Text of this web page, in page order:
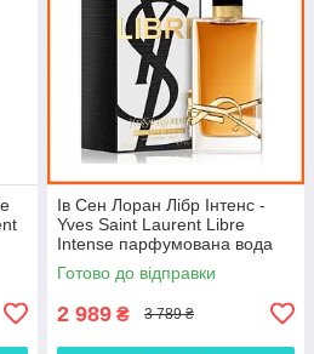
Ів Сен Лоран Лібр Інтенс -
Yves Saint Laurent Libre
Intense парфумована вода
90 ml.
Готово до відправки
2 989 ₴ 3 789 ₴